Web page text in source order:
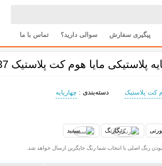
پیگیری سفارش سوالی دارید؟ تماس با ما
پلاستیکی مایا هوم کت پلاستیک 2337
کت پلاستیک دسته‌بندی : چهارپایه
رنگارنگ سفید
رنگ اصلی با انتخاب شما رنگ جایگزین ارسال خواهد شد.